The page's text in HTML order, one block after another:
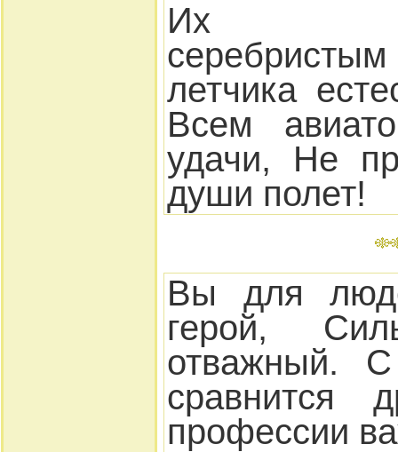
Их
летчика
Всем
удачи, Не
души полет!
Вы для
герой,
отважный.
сравнится
профессии